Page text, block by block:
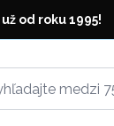
od roku 1995!